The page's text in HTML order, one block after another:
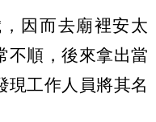
因而去廟裡安太
不順，後來拿出當
現工作人員將其名